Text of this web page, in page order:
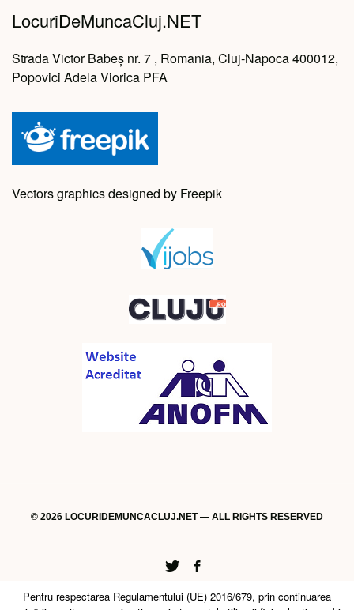
LocuriDeMuncaCluj.NET
Strada Victor Babeș nr. 7 , Romania, Cluj-Napoca 400012,
Popovici Adela Viorica PFA
Vectors graphics designed by Freepik
© 2026 LOCURIDEMUNCACLUJ.NET — ALL RIGHTS RESERVED
Twitter
Facebook
Pentru respectarea Regulamentului (UE) 2016/679, prin continuarea